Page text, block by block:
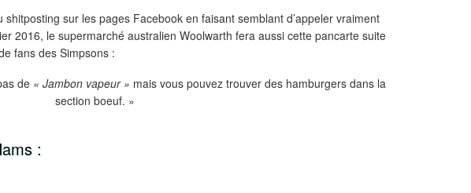
shitposting sur les pages Facebook en faisant semblant d’appeler vraiment
2016, le supermarché australien Woolwarth fera aussi cette pancarte suite
fans des Simpsons :
de « Jambon vapeur » mais vous pouvez trouver des hamburgers dans la
section boeuf. »
: